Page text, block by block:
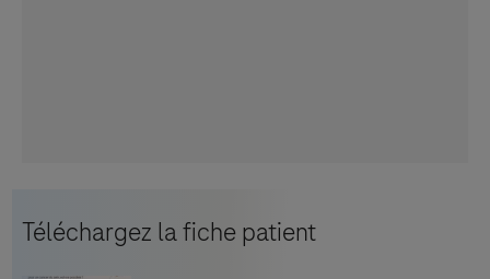
Téléchargez la fiche patient